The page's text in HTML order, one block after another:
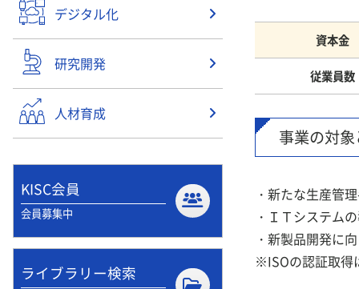
資本金
従業員数
事業の対
・新たな生産管
・ＩＴシステム
・新製品開発に
※ISOの認証取得
デジタル化
研究開発
人材育成
KISC会員
会員募集中
ライブラリー検索